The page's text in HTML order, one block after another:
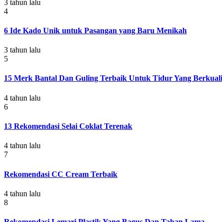
3 tahun lalu
4
6 Ide Kado Unik untuk Pasangan yang Baru Menikah
3 tahun lalu
5
15 Merk Bantal Dan Guling Terbaik Untuk Tidur Yang
4 tahun lalu
6
13 Rekomendasi Selai Coklat Terenak
4 tahun lalu
7
Rekomendasi CC Cream Terbaik
4 tahun lalu
8